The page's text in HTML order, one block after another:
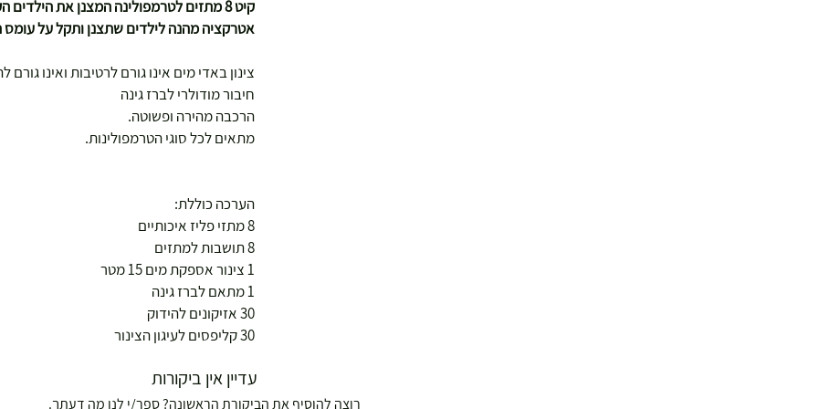
קיט 8 מתזים לטרמפולינה המצנן את הילדים הקופצים ע"י התזת אדי מים.
אטרקציה מהנה לילדים שתצנן ותקל על עומס
צינון באדי מים אינו גורם לרטיבות ואינו
חיבור מודולרי לברז גינה
הרכבה מהירה ופשוטה.
מתאים לכל סוגי הטרמפולינות.
הערכה כוללת:
8 מתזי פליז איכותיים
8 תושבות למתזים
1 צינור אספקת מים 15 מטר
1 מתאם לברז גינה
30 אזיקונים להידוק
30 קליפסים לעיגון הצינור
עדיין אין ביקורות
רוצה להוסיף את הביקורת הראשונה? ספר/י לנו מה דעתך.